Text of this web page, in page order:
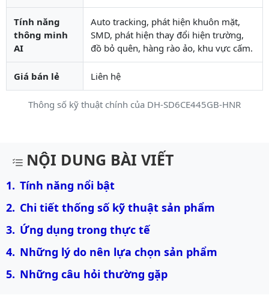
Thông số kỹ thuật chính của DH-SD6CE445GB-HNR
Tính năng
thông minh
AI
Auto tracking, phát hiện khuôn mặt,
SMD, phát hiện thay đổi hiện trường,
đồ bỏ quên, hàng rào ảo, khu vực cấm.
Giá bán lẻ Liên hệ
Mô tả chi tiết sản phẩm
NỘI DUNG BÀI VIẾT
Tính năng nổi bật
Chi tiết thống số kỹ thuật sản phẩm
Ứng dụng trong thực tế
Những lý do nên lựa chọn sản phẩm
Những câu hỏi thường gặp